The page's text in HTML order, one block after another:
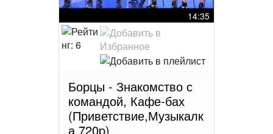
14:35
Борцы - Знакомство с
командой, Кафе-бах
(Приветствие,Музыкалк
а 720p)